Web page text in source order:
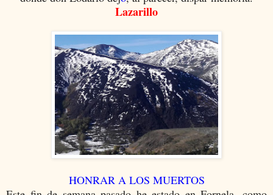
Lazarillo
HONRAR A LOS MUERTOS